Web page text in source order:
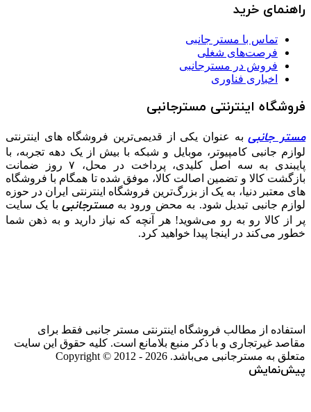
راهنمای خرید
تماس با مستر جانبی
فرصت‌های شغلی
فروش در مسترجانبی
اخباری فناوری
فروشگاه اینترنتی مسترجانبی
مستر جانبی به عنوان یکی از قدیمی‌ترین فروشگاه های اینترنتی
لوازم جانبی کامپیوتر، موبایل و شبکه با بیش از یک دهه تجربه، با
پایبندی به سه اصل کلیدی، پرداخت در محل، ۷ روز ضمانت
بازگشت کالا و تضمین اصالت کالا، موفق شده تا همگام با فروشگاه‌
های معتبر دنیا، به یک از بزرگ‌ترین فروشگاه اینترنتی ایران در حوزه
لوازم جانبی تبدیل شود. به محض ورود بهمسترجانبی با یک سایت
پر از کالا رو به رو می‌شوید! هر آنچه که نیاز دارید و به ذهن شما
خطور می‌کند در اینجا پیدا خواهید کرد.
استفاده از مطالب فروشگاه اینترنتی مستر جانبی فقط برای
مقاصد غیرتجاری و با ذکر منبع بلامانع است. کلیه حقوق این سایت
متعلق به مسترجانبی می‌باشد. Copyright © 2012 - 2026
پیش‌نمایش